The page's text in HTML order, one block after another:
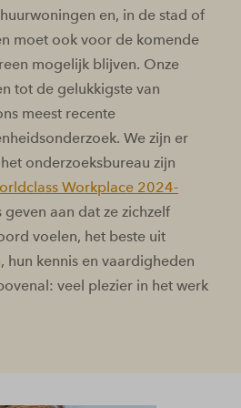
en, in de stad of
moet ook voor de komende
mogelijk blijven. Onze
tot de gelukkigste van
meest recente
We zijn er
onderzoeksbureau zijn
Workplace 2024-
geven aan dat ze zichzelf
voelen, het beste uit
hun kennis en vaardigheden
veel plezier in het werk